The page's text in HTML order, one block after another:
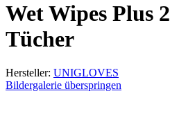
Wet Wipes Plus
Tücher
Hersteller: UNIGLOVES
Bildergalerie überspringen